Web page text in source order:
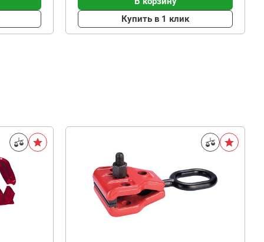
Купить в 1 клик